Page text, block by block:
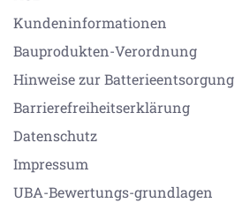
Kundeninformationen
Bauprodukten-Verordnung
Hinweise zur Batterieentsorgung
Barrierefreiheitserklärung
Datenschutz
Impressum
UBA-Bewertungs-grundlagen